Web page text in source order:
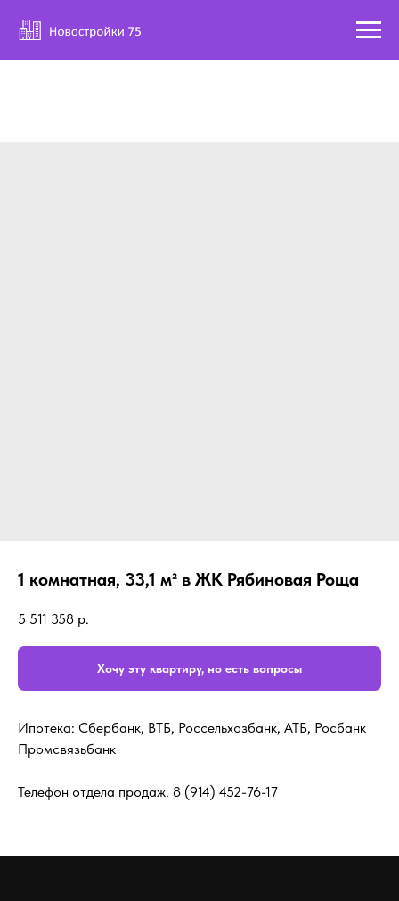
1 комнатная, 33,1 м² в ЖК Рябиновая Роща
5 511 358 р.
Хочу эту квартиру, но есть вопросы
Ипотека: Сбербанк, ВТБ, Россельхозбанк, АТБ, Росбанк
Промсвязьбанк
Телефон отдела продаж. 8 (914) 452-76-17